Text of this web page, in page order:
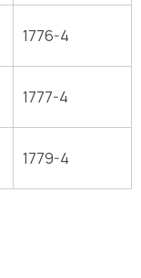
1776-4
1777-4
1779-4